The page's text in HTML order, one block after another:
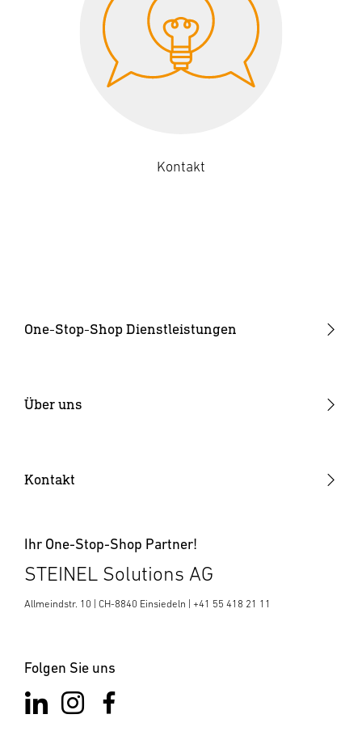
Kontakt
One-Stop-Shop Dienstleistungen
SENSOTEC
Über uns
Kontakt
Ihr One-Stop-Shop Partner!
STEINEL Solutions AG
Allmeindstr. 10 | CH-8840 Einsiedeln | +41 55 418 21 11
Folgen Sie uns